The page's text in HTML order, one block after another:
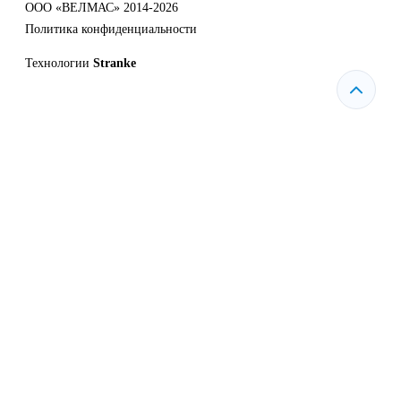
ООО «ВЕЛМАС» 2014-2026
Политика конфиденциальности
Технологии Stranke